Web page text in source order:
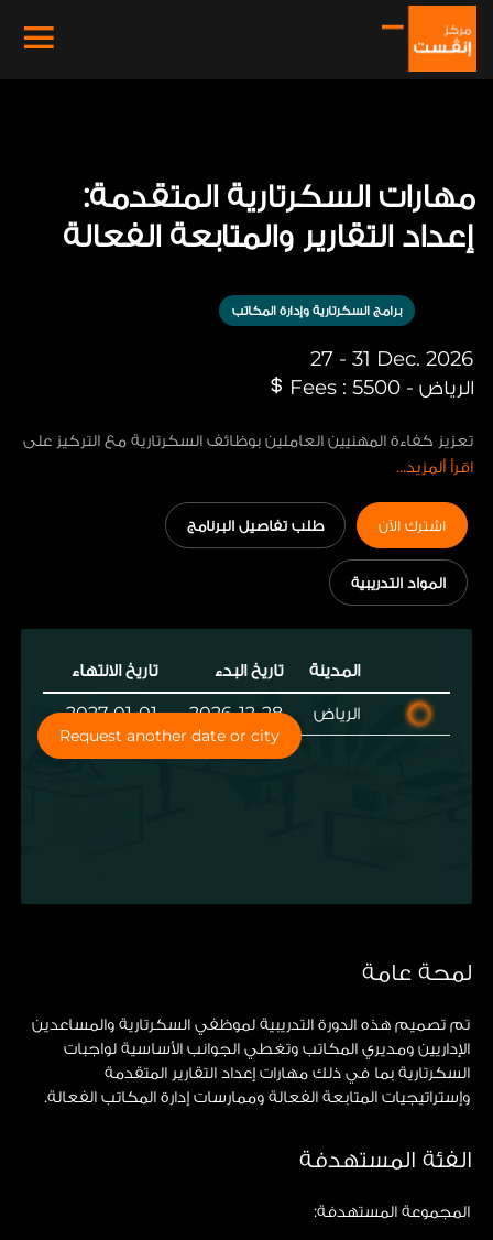
مهارات السكرتارية المتقدمة:
إعداد التقارير والمتابعة الفعالة
برامج السكرتارية وإدارة المكاتب
27 - 31 Dec. 2026
الرياض - Fees : 5500
تعزيز كفاءة المهنيين العاملين بوظائف السكرتارية مع التركيز على
تطوير المهارات المتقدمة في إعداد التقارير وتقنيات وأساليب
المتابعة الفعالة والمهارات الإدارية لدعم وتبسيط العمليات
التنظيمية.
اقرأ ألمزيد...
اشترك الآن طلب تفاصيل البرنامج
المواد التدريبية
المدينة تاريخ البدء تاريخ الانتهاء
الرياض 2026-12-28
2027-01-01
Request another date or city
لمحة عامة
تم تصميم هذه الدورة التدريبية لموظفي السكرتارية والمساعدين
الإداريين ومديري المكاتب وتغطي الجوانب الأساسية لواجبات
السكرتارية بما في ذلك مهارات إعداد التقارير المتقدمة
وإستراتيجيات المتابعة الفعالة وممارسات إدارة المكاتب الفعالة.
الفئة المستهدفة
المجموعة المستهدفة: